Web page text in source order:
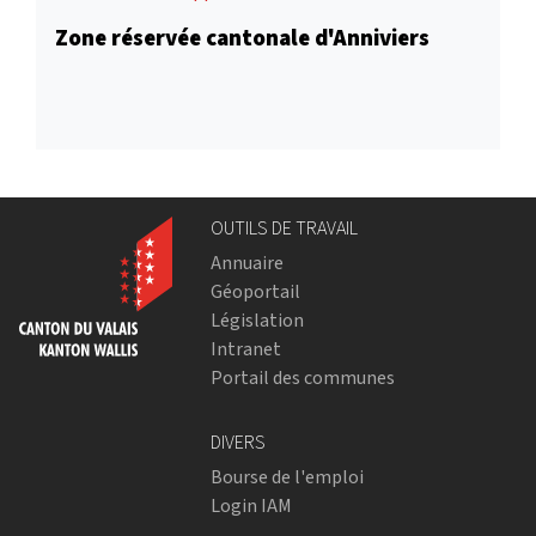
Zone réservée cantonale d'Anniviers
OUTILS DE TRAVAIL
Annuaire
Géoportail
Législation
Intranet
Portail des communes
DIVERS
Bourse de l'emploi
Login IAM